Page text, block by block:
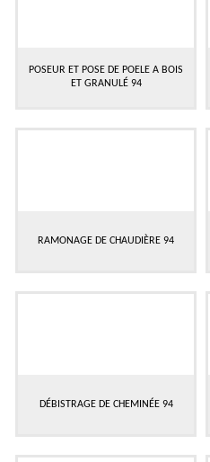
POSEUR ET POSE DE POELE A BOIS
ET GRANULÉ 94
RAMONAGE DE CHAUDIÈRE 94
DÉBISTRAGE DE CHEMINÉE 94